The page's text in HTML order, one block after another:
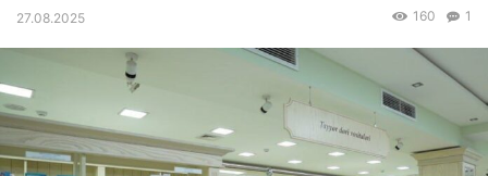
27.08.2025 1
160